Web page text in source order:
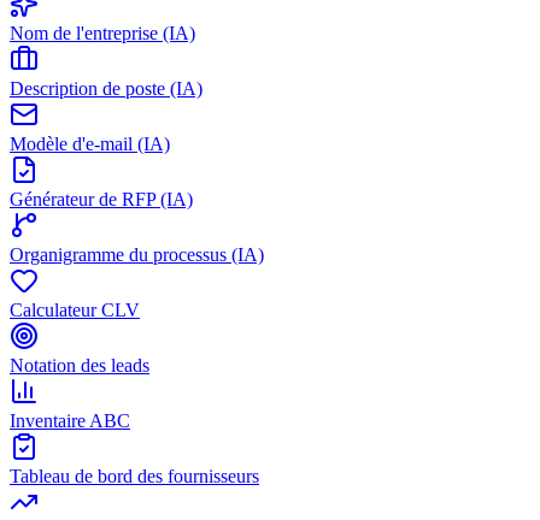
Nom de l'entreprise (IA)
Description de poste (IA)
Modèle d'e-mail (IA)
Générateur de RFP (IA)
Organigramme du processus (IA)
Calculateur CLV
Notation des leads
Inventaire ABC
Tableau de bord des fournisseurs